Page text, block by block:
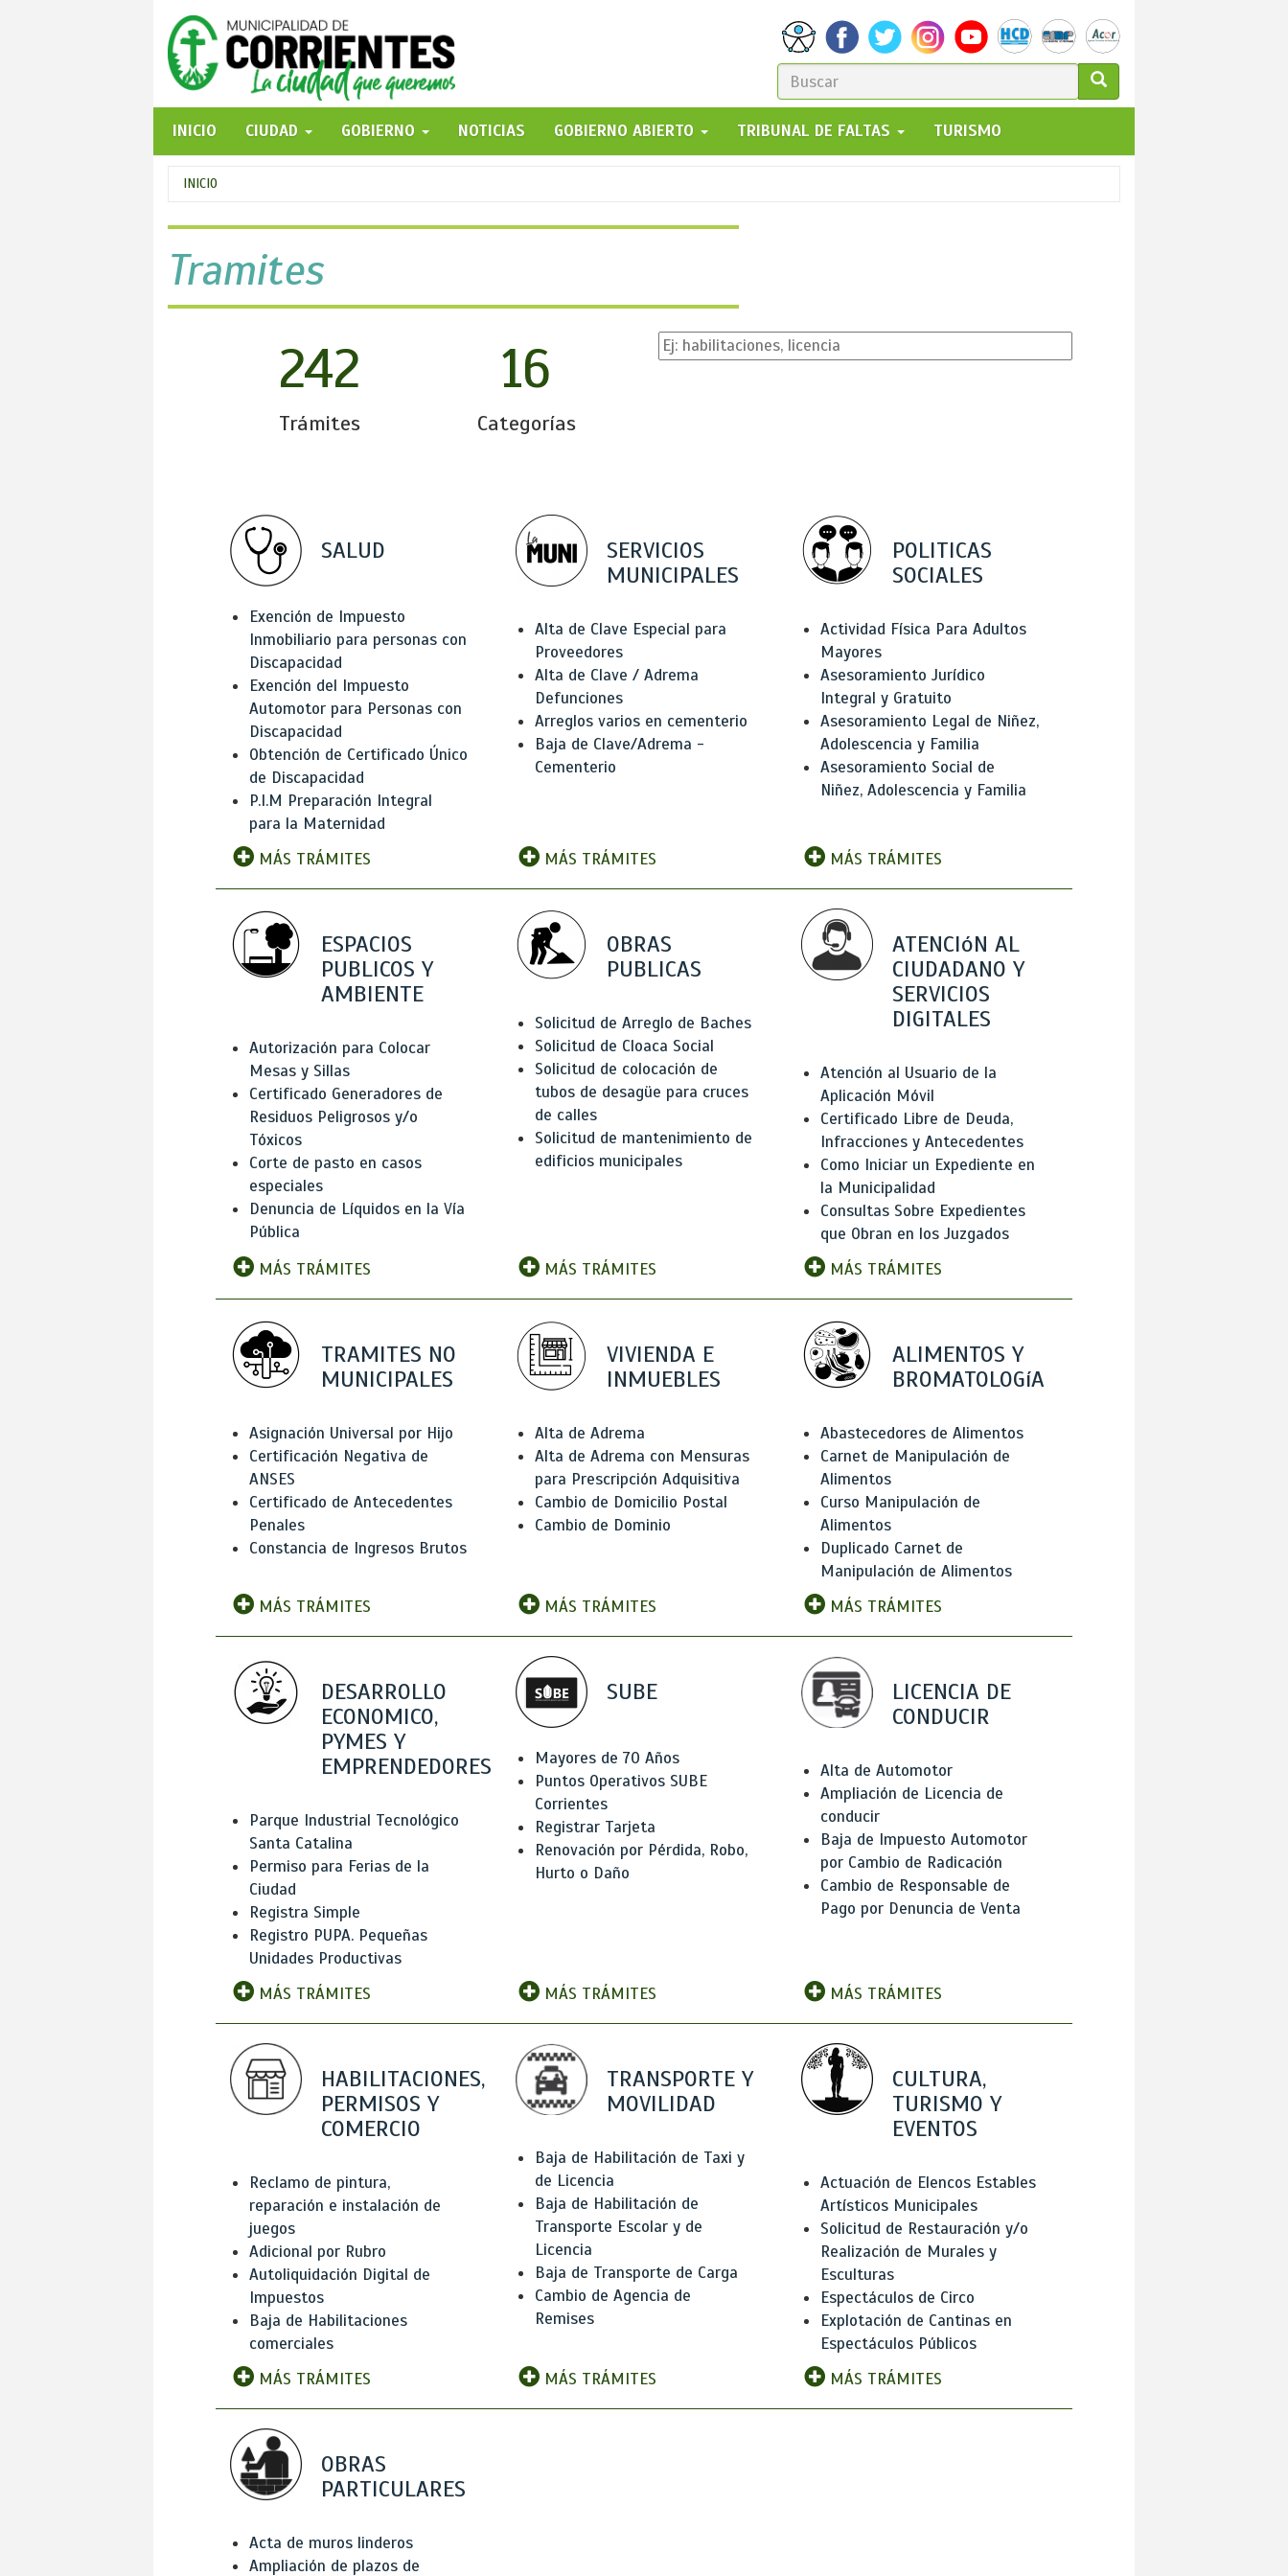
FORMULARIO
DE
BÚSQUEDA
GO!
INICIO
CIUDAD GOBIERNO NOTICIAS GOBIERNO ABIERTO TRIBUNAL DE FALTAS TURISMO
Se
encuentra
usted
aquí
INICIO
Tramites
242
Trámites
16
Categorías
SALUD
Exención de Impuesto
Inmobiliario para personas con
Discapacidad
Exención del Impuesto
Automotor para Personas con
Discapacidad
Obtención de Certificado Único
de Discapacidad
P.I.M Preparación Integral
para la Maternidad
MÁS TRÁMITES
SERVICIOS
MUNICIPALES
Alta de Clave Especial para
Proveedores
Alta de Clave / Adrema
Defunciones
Arreglos varios en cementerio
Baja de Clave/Adrema -
Cementerio
MÁS TRÁMITES
POLITICAS
SOCIALES
Actividad Física Para Adultos
Mayores
Asesoramiento Jurídico
Integral y Gratuito
Asesoramiento Legal de Niñez,
Adolescencia y Familia
Asesoramiento Social de
Niñez, Adolescencia y Familia
MÁS TRÁMITES
ESPACIOS
PUBLICOS Y
AMBIENTE
Autorización para Colocar
Mesas y Sillas
Certificado Generadores de
Residuos Peligrosos y/o
Tóxicos
Corte de pasto en casos
especiales
Denuncia de Líquidos en la Vía
Pública
MÁS TRÁMITES
OBRAS
PUBLICAS
Solicitud de Arreglo de Baches
Solicitud de Cloaca Social
Solicitud de colocación de
tubos de desagüe para cruces
de calles
Solicitud de mantenimiento de
edificios municipales
MÁS TRÁMITES
ATENCIóN AL
CIUDADANO Y
SERVICIOS
DIGITALES
Atención al Usuario de la
Aplicación Móvil
Certificado Libre de Deuda,
Infracciones y Antecedentes
Como Iniciar un Expediente en
la Municipalidad
Consultas Sobre Expedientes
que Obran en los Juzgados
MÁS TRÁMITES
TRAMITES NO
MUNICIPALES
Asignación Universal por Hijo
Certificación Negativa de
ANSES
Certificado de Antecedentes
Penales
Constancia de Ingresos Brutos
MÁS TRÁMITES
VIVIENDA E
INMUEBLES
Alta de Adrema
Alta de Adrema con Mensuras
para Prescripción Adquisitiva
Cambio de Domicilio Postal
Cambio de Dominio
MÁS TRÁMITES
ALIMENTOS Y
BROMATOLOGíA
Abastecedores de Alimentos
Carnet de Manipulación de
Alimentos
Curso Manipulación de
Alimentos
Duplicado Carnet de
Manipulación de Alimentos
MÁS TRÁMITES
DESARROLLO
ECONOMICO,
PYMES Y
EMPRENDEDORES
Parque Industrial Tecnológico
Santa Catalina
Permiso para Ferias de la
Ciudad
Registra Simple
Registro PUPA. Pequeñas
Unidades Productivas
MÁS TRÁMITES
SUBE
Mayores de 70 Años
Puntos Operativos SUBE
Corrientes
Registrar Tarjeta
Renovación por Pérdida, Robo,
Hurto o Daño
MÁS TRÁMITES
LICENCIA DE
CONDUCIR
Alta de Automotor
Ampliación de Licencia de
conducir
Baja de Impuesto Automotor
por Cambio de Radicación
Cambio de Responsable de
Pago por Denuncia de Venta
MÁS TRÁMITES
HABILITACIONES,
PERMISOS Y
COMERCIO
Reclamo de pintura,
reparación e instalación de
juegos
Adicional por Rubro
Autoliquidación Digital de
Impuestos
Baja de Habilitaciones
comerciales
MÁS TRÁMITES
TRANSPORTE Y
MOVILIDAD
Baja de Habilitación de Taxi y
de Licencia
Baja de Habilitación de
Transporte Escolar y de
Licencia
Baja de Transporte de Carga
Cambio de Agencia de
Remises
MÁS TRÁMITES
CULTURA,
TURISMO Y
EVENTOS
Actuación de Elencos Estables
Artísticos Municipales
Solicitud de Restauración y/o
Realización de Murales y
Esculturas
Espectáculos de Circo
Explotación de Cantinas en
Espectáculos Públicos
MÁS TRÁMITES
OBRAS
PARTICULARES
Acta de muros linderos
Ampliación de plazos de